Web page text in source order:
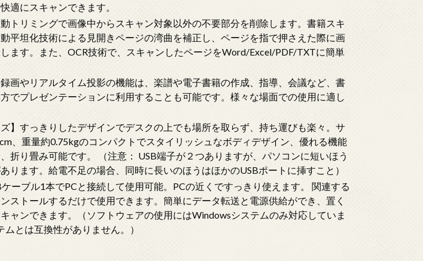
適にスキャンできます。
動トリミングで画像中からスキャン対象以外の不要部分を削除します。書籍スキ
平坦化技術による見開きページの湾曲を補正し、ページを指で押さえた際に画
ます。また、OCR技術で、スキャンしたページをWord/Excel/PDF/TXTに簡単
録画やリアルタイム投影の機能は、楽譜や電子書籍の作成、指導、会議など、書
でプレゼンテーションに利用することも可能です。様々な場面での使用に適し
ズ】すっきりしたデザインでデスクの上でも場所を取らず、持ち運びも楽々。サ
、重量約0.75kgのコンパクトでスタイリッシュなボディデザイン、優れる機能
折り畳み可能です。 （注意： USB端子が２つありますが、パソコンに短いほう
ります。給電不足の場合、同時に長いのほうはほかのUSBポートに挿すこと）
ケーブル1本でPCと接続して使用可能。PCの近くですっきり使えます。 関連する
ストールするだけで使用できます。簡単にデータ転送と電源供給ができ、置く
ャンできます。（ソフトウェアの使用にはWindowsシステムのみ対応していま
ムとは互換性がありません。）